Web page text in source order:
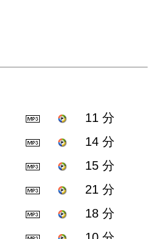
11 分
14 分
15 分
21 分
18 分